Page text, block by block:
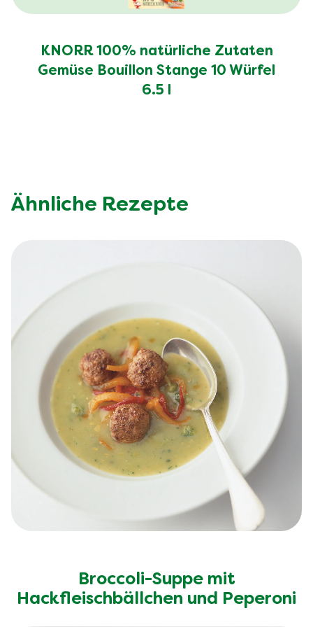
KNORR 100% natürliche Zutaten
Gemüse Bouillon Stange 10 Würfel
6.5 l
Ähnliche Rezepte
Broccoli-Suppe mit
Hackfleischbällchen und Peperoni